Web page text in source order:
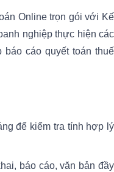
Online trọn gói với Kế
nghiệp thực hiện các
báo cáo quyết toán thuế
để kiểm tra tính hợp lý
báo cáo, văn bản đầy